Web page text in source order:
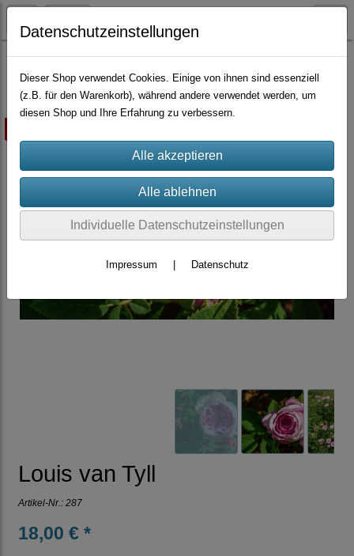
Container-Rosen
Louis van Tyll
Artikel-Nr.: 287
18,00 € *
Datenschutzeinstellungen
Dieser Shop verwendet Cookies. Einige von ihnen sind essenziell
(z.B. für den Warenkorb), während andere verwendet werden, um
diesen Shop und Ihre Erfahrung zu verbessern.
Individuelle Datenschutzeinstellungen
Impressum Datenschutz